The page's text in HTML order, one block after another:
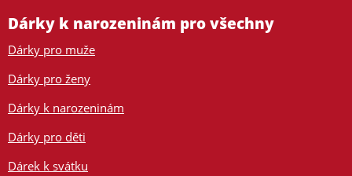
Dárky k narozeninám pro všechny
Dárky pro muže
Dárky pro ženy
Dárky k narozeninám
Dárky pro děti
Dárek k svátku